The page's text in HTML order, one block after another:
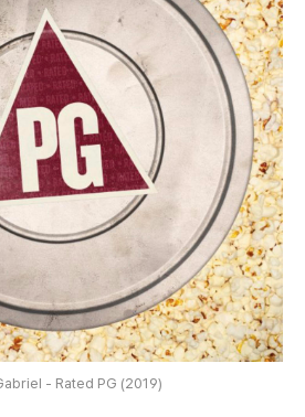
- Rated PG (2019)